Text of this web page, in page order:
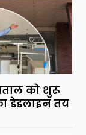
को शुरू
डेडलाइन तय